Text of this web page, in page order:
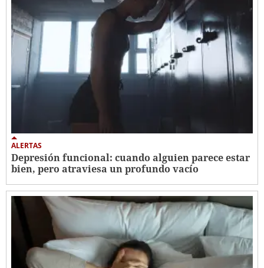
ALERTAS
Depresión funcional: cuando alguien parece estar
bien, pero atraviesa un profundo vacío